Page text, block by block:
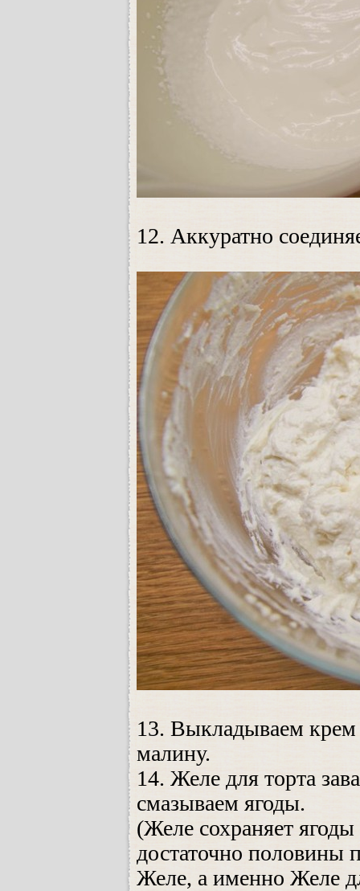
12. Аккуратно
13. Выкладываем
малину.
14. Желе для торта
смазываем ягоды.
(Желе сохраняет
достаточно половины
Желе, а именно Желе